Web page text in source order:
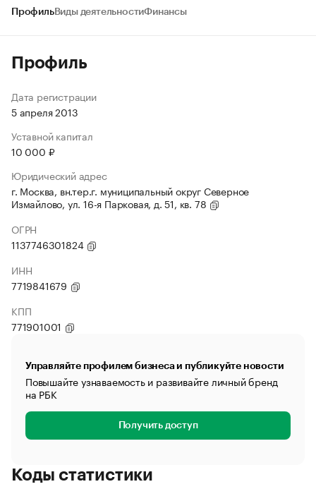
ПрофильВиды деятельностиФинансы
Профиль
Дата регистрации
5 апреля 2013
Уставной капитал
10 000 ₽
Юридический адрес
г. Москва, вн.тер.г. муниципальный округ Северное
Измайлово, ул. 16-я Парковая, д. 51, кв. 78
ОГРН
1137746301824
ИНН
7719841679
КПП
771901001
Управляйте профилем бизнеса и публикуйте новости
Повышайте узнаваемость и развивайте личный бренд
на РБК
Получить доступ
Коды статистики